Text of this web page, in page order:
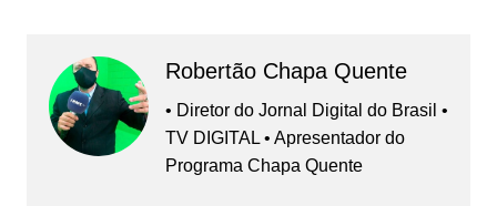
Robertão Chapa Quente
• Diretor do Jornal Digital do Brasil •
TV DIGITAL • Apresentador do
Programa Chapa Quente